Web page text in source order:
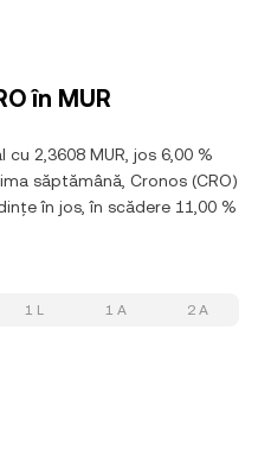
în MUR
2,3608 MUR, jos 6,00 %
săptămână, Cronos (CRO)
în jos, în scădere 11,00 %
1 L 1 A 2 A